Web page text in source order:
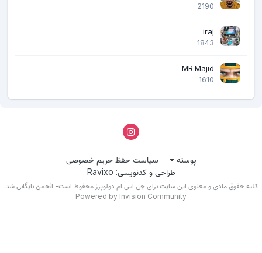
2190
iraj
1843
MR.Majid
1610
پوسته
سیاست حفظ حریم خصوصی
طراحی و کدنویسی: Ravixo
حقوق مادی و معنوی این سایت برای جی اس ام دولوپرز محفوظ است- انجمن بایگانی شد.
Powered by Invision Community